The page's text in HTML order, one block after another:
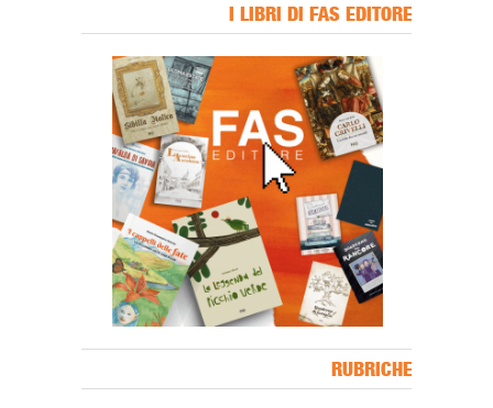
I LIBRI DI FAS EDITORE
RUBRICHE